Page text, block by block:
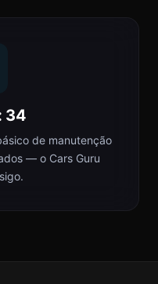
34
de manutenção
— o Cars Guru